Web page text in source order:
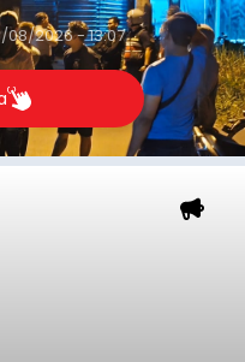
08/2026 - 13:07